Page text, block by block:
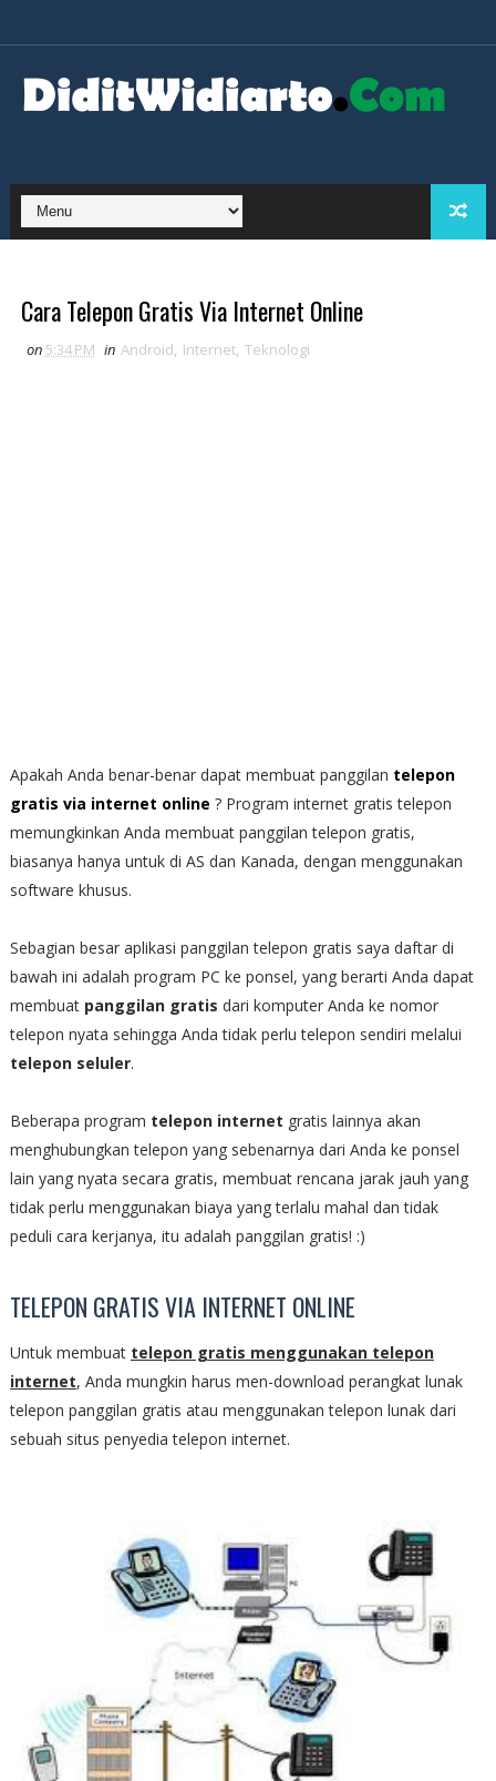
Cara Telepon Gratis Via Internet Online
on 5:34 PM in Android, Internet, Teknologi
Apakah Anda benar-benar dapat membuat panggilan telepon
gratis via internet online ? Program internet gratis telepon
memungkinkan Anda membuat panggilan telepon gratis,
biasanya hanya untuk di AS dan Kanada, dengan menggunakan
software khusus.
Sebagian besar aplikasi panggilan telepon gratis saya daftar di
bawah ini adalah program PC ke ponsel, yang berarti Anda dapat
membuat panggilan gratis dari komputer Anda ke nomor
telepon nyata sehingga Anda tidak perlu telepon sendiri melalui
telepon seluler.
Beberapa program telepon internet gratis lainnya akan
menghubungkan telepon yang sebenarnya dari Anda ke ponsel
lain yang nyata secara gratis, membuat rencana jarak jauh yang
tidak perlu menggunakan biaya yang terlalu mahal dan tidak
peduli cara kerjanya, itu adalah panggilan gratis! :)
TELEPON GRATIS VIA INTERNET ONLINE
Untuk membuat telepon gratis menggunakan telepon
internet, Anda mungkin harus men-download perangkat lunak
telepon panggilan gratis atau menggunakan telepon lunak dari
sebuah situs penyedia telepon internet.